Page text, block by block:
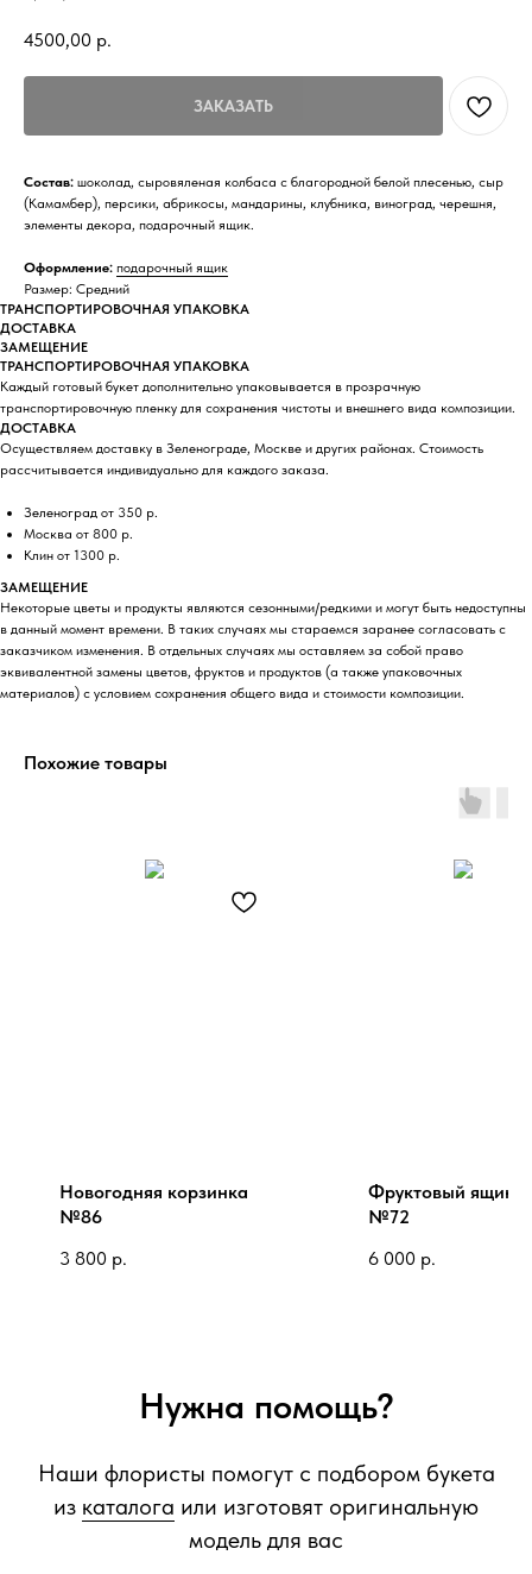
4500,00 р.
ЗАКАЗАТЬ
Состав: шоколад, сыровяленая колбаса с благородной белой плесенью, сыр
(Камамбер), персики, абрикосы, мандарины, клубника, виноград, черешня,
элементы декора, подарочный ящик.
Оформление: подарочный ящик
Размер: Средний
ТРАНСПОРТИРОВОЧНАЯ УПАКОВКА
ДОСТАВКА
ЗАМЕЩЕНИЕ
ТРАНСПОРТИРОВОЧНАЯ УПАКОВКА
Каждый готовый букет дополнительно упаковывается в прозрачную
транспортировочную пленку для сохранения чистоты и внешнего вида композиции.
ДОСТАВКА
Осуществляем доставку в Зеленограде, Москве и других районах. Стоимость
рассчитывается индивидуально для каждого заказа.
Зеленоград от 350 р.
Москва от 800 р.
Клин от 1300 р.
ЗАМЕЩЕНИЕ
Некоторые цветы и продукты являются сезонными/редкими и могут быть недоступны
в данный момент времени. В таких случаях мы стараемся заранее согласовать с
заказчиком изменения. В отдельных случаях мы оставляем за собой право
эквивалентной замены цветов, фруктов и продуктов (а также упаковочных
материалов) с условием сохранения общего вида и стоимости композиции.
Похожие товары
Новогодняя корзинка
№86
3 800 р.
Фруктовый ящик
№72
6 000 р.
Нужна помощь?
Наши флористы помогут с подбором букета
из каталога или изготовят оригинальную
модель для вас